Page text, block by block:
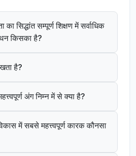
का सिद्धांत सम्पूर्ण शिक्षण में सर्वाधिक
किसका है?
है?
अंग निम्न में से क्या है?
में सबसे महत्त्वपूर्ण कारक कौनसा